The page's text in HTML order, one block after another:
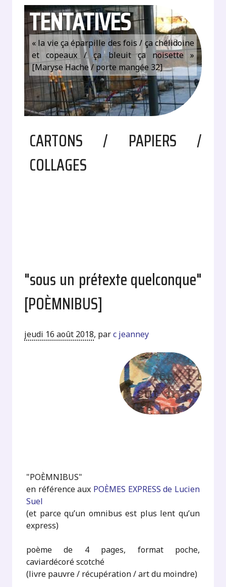
TENTATIVES
« la vie ça éparpille des fois / ça chélidoine
et copeaux / ça bleuit ça noisette »
[Maryse Hache / porte mangée 32]
CARTONS / PAPIERS /
COLLAGES
"sous un prétexte quelconque"
[POÈMNIBUS]
jeudi 16 août 2018, parc jeanney
"POÈMNIBUS"
en référence aux POÈMES EXPRESS de Lucien
Suel
(et parce qu’un omnibus est plus lent qu’un
express)
poème de 4 pages, format poche,
caviardécoré scotché
(livre pauvre / récupération / art du moindre)